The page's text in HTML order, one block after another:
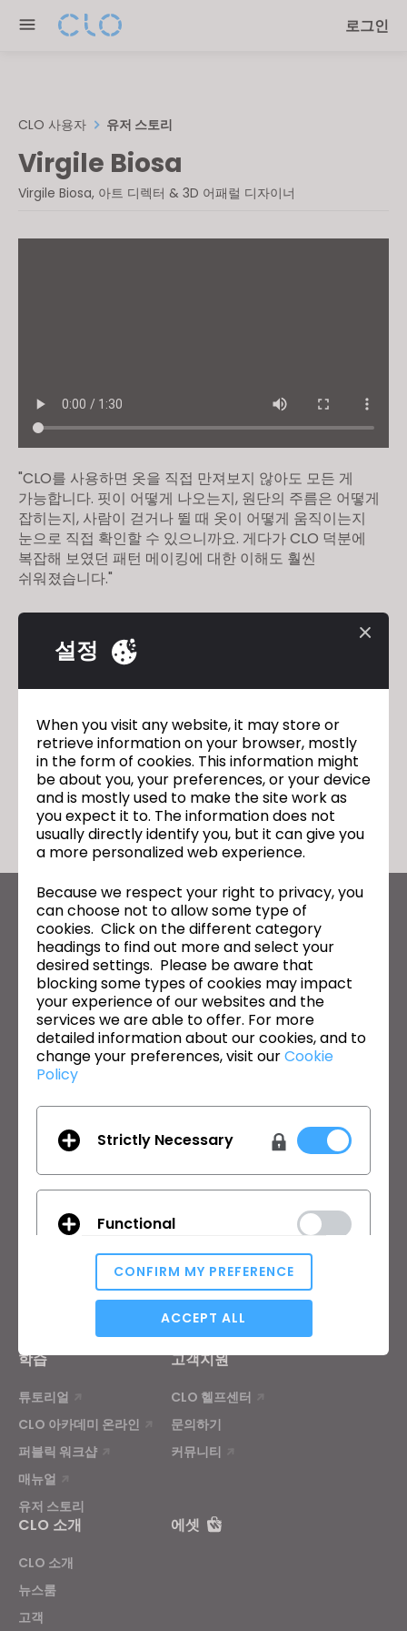
note:
accessibility
system.
로그인
CLO 사용자 유저 스토리
Virgile Biosa
Virgile Biosa, 아트 디렉터 & 3D 어패럴 디자이너
"CLO를 사용하면 옷을 직접 만져보지 않아도 모든 게
가능합니다. 핏이 어떻게 나오는지, 원단의 주름은 어떻게
잡히는지, 사람이 걷거나 뛸 때 옷이 어떻게 움직이는지
눈으로 직접 확인할 수 있으니까요. 게다가 CLO 덕분에
복잡해 보였던 패턴 메이킹에 대한 이해도 훨씬
쉬워졌습니다."
이전 CSDMM-UPM
돌아가기
CLO의 최신 정보
뉴스, 프로모션, 리소스 및 다양한 소식을 확인하세요.
이메일 주소
General Terms of Use,CLO Additional Terms,Privacy Policy
동의합니다.
한국어
제품
다운로드
솔루션
기업
개인 및 학생
채용정보
원부자재 서비스
CLO-Vise
CLO-SET
학습
튜토리얼
CLO 아카데미 온라인
퍼블릭 워크샵
매뉴얼
유저 스토리
고객지원
CLO 헬프센터
문의하기
커뮤니티
CLO 소개
CLO 소개
뉴스룸
고객
에셋
설정
When you visit any website, it may store or
retrieve information on your browser, mostly
in the form of cookies. This information might
be about you, your preferences, or your device
and is mostly used to make the site work as
you expect it to. The information does not
usually directly identify you, but it can give you
a more personalized web experience.
Because we respect your right to privacy, you
can choose not to allow some type of
cookies. Click on the different category
headings to find out more and select your
desired settings. Please be aware that
blocking some types of cookies may impact
your experience of our websites and the
services we are able to offer. For more
detailed information about our cookies, and to
change your preferences, visit ourCookie
Policy
Strictly Necessary
Functional
Analytical / Performance
If you reject all, some features might not function
CONFIRM MY PREFERENCE
ACCEPT ALL